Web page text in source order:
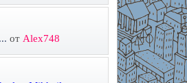
от Alex748